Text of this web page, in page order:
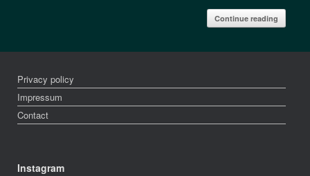
Continue reading
Privacy policy
Impressum
Contact
Instagram